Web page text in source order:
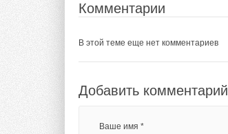
Комментарии
В этой теме еще нет комментариев
Добавить комментарий
Ваше имя *
Текст комментария